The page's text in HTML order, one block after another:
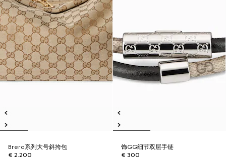
Brera系列大号斜挎包
€ 2.200
饰GG细节双层手链
€ 300